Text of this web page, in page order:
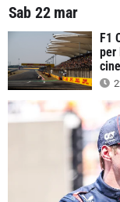
Sab 22 mar
F1
per